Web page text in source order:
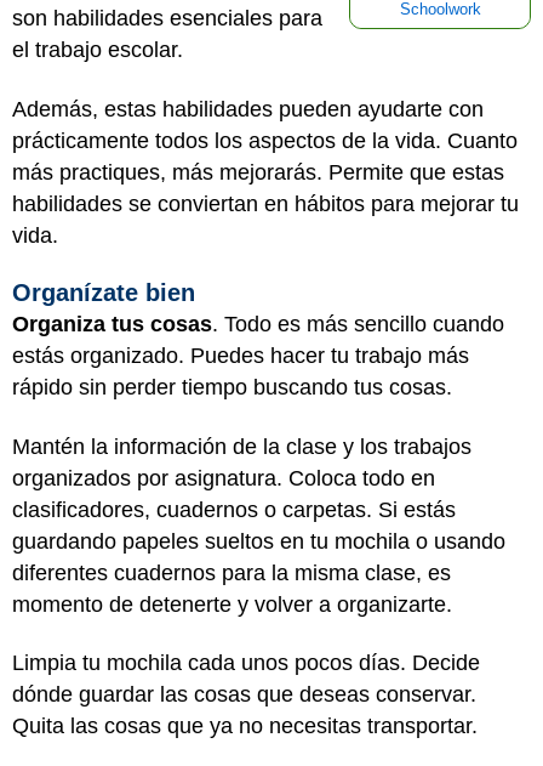
Schoolwork
son habilidades esenciales para
el trabajo escolar.
Además, estas habilidades pueden ayudarte con
prácticamente todos los aspectos de la vida. Cuanto
más practiques, más mejorarás. Permite que estas
habilidades se conviertan en hábitos para mejorar tu
vida.
Organízate bien
Organiza tus cosas. Todo es más sencillo cuando
estás organizado. Puedes hacer tu trabajo más
rápido sin perder tiempo buscando tus cosas.
Mantén la información de la clase y los trabajos
organizados por asignatura. Coloca todo en
clasificadores, cuadernos o carpetas. Si estás
guardando papeles sueltos en tu mochila o usando
diferentes cuadernos para la misma clase, es
momento de detenerte y volver a organizarte.
Limpia tu mochila cada unos pocos días. Decide
dónde guardar las cosas que deseas conservar.
Quita las cosas que ya no necesitas transportar.